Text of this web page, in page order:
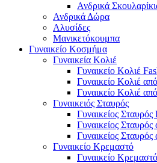
Ανδρικά
Ανδρικά Δώρα
Αλυσίδες
Μανικετόκουμπα
Γυναικείο Κοσμήμα
Γυναικεία Κολιέ
Γυναικείο Κολιέ
Γυναικείο Κολιέ
Γυναικείο Κολιέ
Γυναικειός Σταυρός
Γυναικείος Σταυρός
Γυναικείος
Γυναικείος
Γυναικείο Κρεμαστό
Γυναικείο